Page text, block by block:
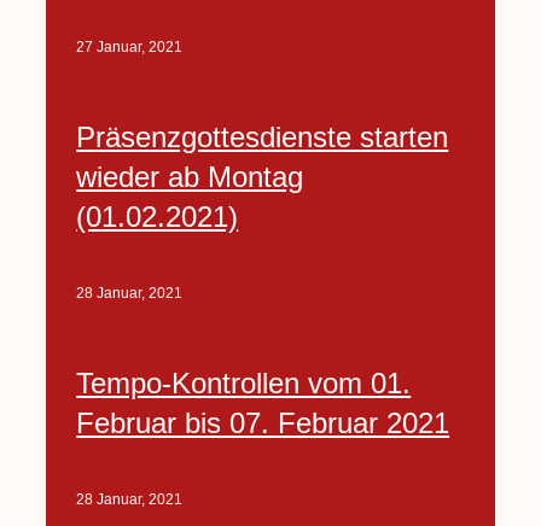
27 Januar, 2021
Präsenzgottesdienste starten
wieder ab Montag
(01.02.2021)
28 Januar, 2021
Tempo-Kontrollen vom 01.
Februar bis 07. Februar 2021
28 Januar, 2021